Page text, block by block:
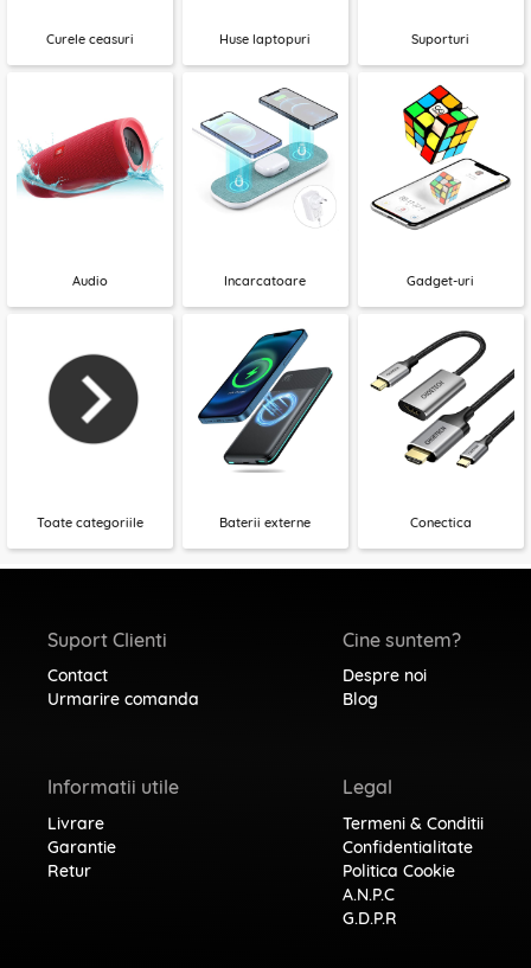
Curele ceasuri Huse laptopuri Suporturi
Audio Incarcatoare Gadget-uri
Toate categoriile Baterii externe Conectica
Suport Clienti
Contact
Urmarire comanda
Informatii utile
Livrare
Garantie
Retur
Cine suntem?
Despre noi
Blog
Legal
Termeni & Conditii
Confidentialitate
Politica Cookie
A.N.P.C
G.D.P.R